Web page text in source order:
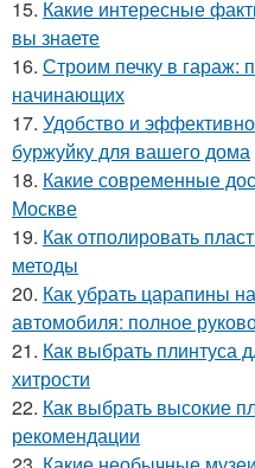
15. Какие интересные
вы знаете
16. Строим печку в гараж:
начинающих
17. Удобство и
буржуйку для вашего дома
18. Какие современные
Москве
19. Как отполировать
методы
20. Как убрать царапины
автомобиля: полное
21. Как выбрать плинтуса
хитрости
22. Как выбрать высокие
рекомендации